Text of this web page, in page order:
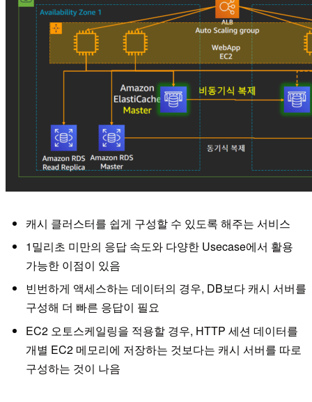
캐시 클러스터를 쉽게 구성할 수 있도록 해주는 서비스
1밀리초 미만의 응답 속도와 다양한 Usecase에서 활용
가능한 이점이 있음
빈번하게 액세스하는 데이터의 경우, DB보다 캐시 서버를
구성해 더 빠른 응답이 필요
EC2 오토스케일링을 적용할 경우, HTTP 세션 데이터를
개별 EC2 메모리에 저장하는 것보다는 캐시 서버를 따로
구성하는 것이 나음